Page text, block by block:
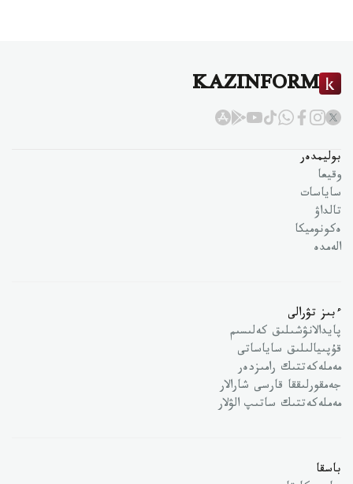
KAZINFORM
بوليمدەر
وقيعا
ساياسات
تالداۋ
ەكونوميكا
الەمدە
ءبىز تۋرالى
پايدالانۋشىلىق كەلىسىم
قۇپىيالىلىق ساياساتى
مەملەكەتتىك رامىزدەر
جەمقورلىققا قارسى شارالار
مەملەكەتتىك ساتىپ الۋلار
باسقا